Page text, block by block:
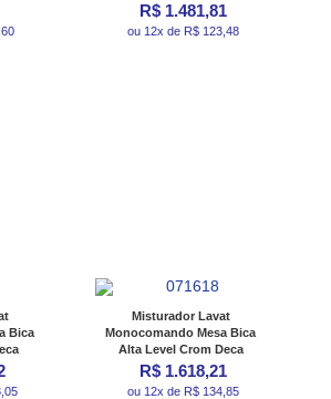
R$ 1.481,81
ou 12x de R$ 123,48
Bica
Misturador Lavat
Monocomando Mesa Bica
Alta Level Crom Deca
R$ 1.618,21
ou 12x de R$ 134,85